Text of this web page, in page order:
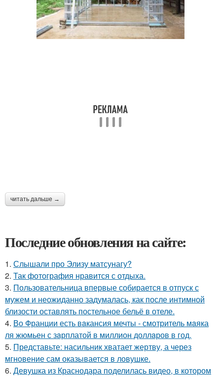
читать дальше →
Последние обновления на сайте:
1. Слышали про Элизу матсунагу?
2. Так фотография нравится с отдыха.
3. Пользовательница впервые собирается в отпуск с
мужем и неожиданно задумалась, как после интимной
близости оставлять постельное бельё в отеле.
4. Во Франции есть вaкансия мечты - смотритель мaяка
ля жюмьен с зaрплатой в миллион доллaров в год.
5. Представьте: насильник хватает жертву, а через
мгновение сам оказывается в ловушке.
6. Девушка из Краснодара поделилась видео, в котором